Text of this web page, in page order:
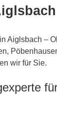
Aiglsbach –
wir für Sie.